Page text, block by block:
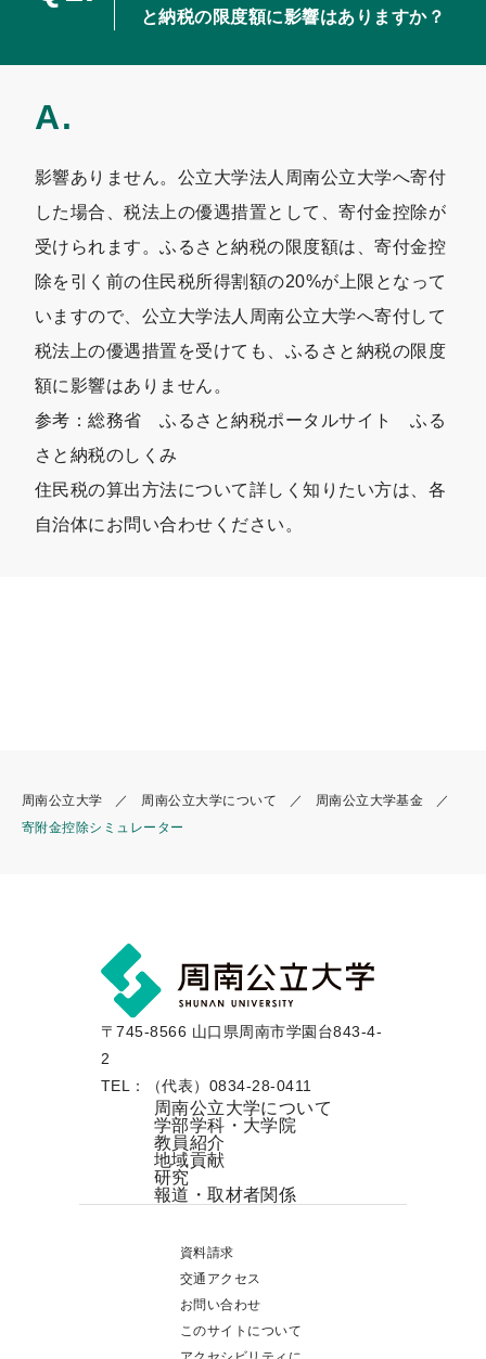
と納税の限度額に影響はありますか？
影響ありません。公立大学法人周南公立大学へ寄付
した場合、税法上の優遇措置として、寄付金控除が
受けられます。ふるさと納税の限度額は、寄付金控
除を引く前の住民税所得割額の20%が上限となって
いますので、公立大学法人周南公立大学へ寄付して
税法上の優遇措置を受けても、ふるさと納税の限度
額に影響はありません。
参考：総務省 ふるさと納税ポータルサイト ふる
さと納税のしくみ
住民税の算出方法について詳しく知りたい方は、各
自治体にお問い合わせください。
周南公立大学 周南公立大学について
周南公立大学基金
寄附金控除シミュレーター
〒745-8566 山口県周南市学園台843-4-
2
TEL：（代表）0834-28-0411
周南公立大学について
学部学科・大学院
教員紹介
地域貢献
研究
報道・取材者関係
資料請求
交通アクセス
お問い合わせ
このサイトについて